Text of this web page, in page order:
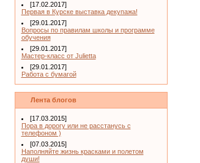
[17.02.2017]
Первая в Курске выставка декупажа!
[29.01.2017]
Вопросы по правилам школы и программе
обучения
[29.01.2017]
Мастер-класс от Julietta
[29.01.2017]
Работа с бумагой
Лента блогов
[17.03.2015]
Пора в дорогу или не расстанусь с
телефоном )
[07.03.2015]
Наполняйте жизнь красками и полетом
души!